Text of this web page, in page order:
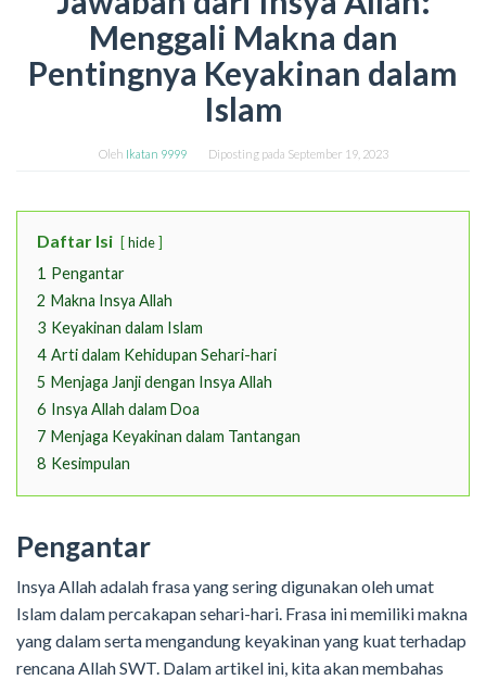
Menggali Makna dan
Pentingnya Keyakinan dalam
Islam
Oleh Ikatan 9999 Diposting pada September 19, 2023
Daftar Isi hide
1 Pengantar
2 Makna Insya Allah
3 Keyakinan dalam Islam
4 Arti dalam Kehidupan Sehari-hari
5 Menjaga Janji dengan Insya Allah
6 Insya Allah dalam Doa
7 Menjaga Keyakinan dalam Tantangan
8 Kesimpulan
Pengantar
Insya Allah adalah frasa yang sering digunakan oleh umat
Islam dalam percakapan sehari-hari. Frasa ini memiliki makna
yang dalam serta mengandung keyakinan yang kuat terhadap
rencana Allah SWT. Dalam artikel ini, kita akan membahas